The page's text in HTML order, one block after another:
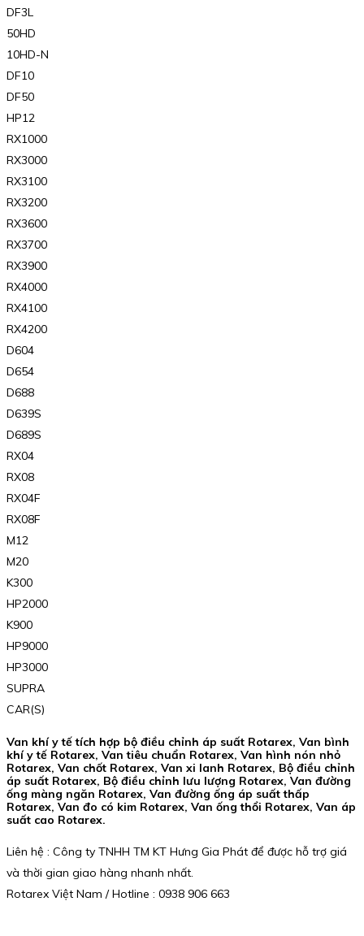
DF3L
50HD
10HD-N
DF10
DF50
HP12
RX1000
RX3000
RX3100
RX3200
RX3600
RX3700
RX3900
RX4000
RX4100
RX4200
D604
D654
D688
D639S
D689S
RX04
RX08
RX04F
RX08F
M12
M20
K300
HP2000
K900
HP9000
HP3000
SUPRA
CAR(S)
Van khí y tế tích hợp bộ điều chỉnh áp suất Rotarex, Van bình
khí y tế Rotarex, Van tiêu chuẩn Rotarex, Van hình nón nhỏ
Rotarex, Van chốt Rotarex, Van xi lanh Rotarex, Bộ điều chỉnh
áp suất Rotarex, Bộ điều chỉnh lưu lượng Rotarex, Van đường
ống màng ngăn Rotarex, Van đường ống áp suất thấp
Rotarex, Van đo có kim Rotarex, Van ống thổi Rotarex, Van áp
suất cao Rotarex.
Liên hệ : Công ty TNHH TM KT Hưng Gia Phát để được hỗ trợ giá
và thời gian giao hàng nhanh nhất.
Rotarex Việt Nam / Hotline : 0938 906 663